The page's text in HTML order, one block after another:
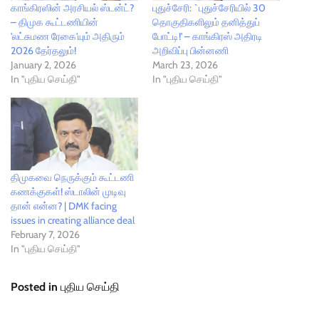
காங்கிரஸின் அரசியல் ஸ்டன்ட்?
– திமுக கூட்டணியின்
'லட்சுமண ரேகை'யும் அதிரும்
2026 தேர்தலும்!
January 2, 2026
In "புதிய செய்தி"
புதுச்சேரி: `புதுச்சேரியில் 30
தொகுதிகளிலும் தனித்துப்
போட்டி!' – காங்கிரஸ் அதிரடி
அறிவிப்பு பின்னணி
March 23, 2026
In "புதிய செய்தி"
திமுகவை நெருக்கும் கூட்டணி
கணக்குகள்! ஸ்டாலின் முடிவு
தான் என்ன? | DMK facing
issues in creating alliance deal
February 7, 2026
In "புதிய செய்தி"
Posted in புதிய செய்தி